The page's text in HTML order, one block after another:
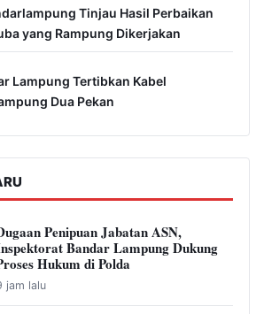
Tinjau Hasil Perbaikan
yang Rampung Dikerjakan
Lampung Tertibkan Kabel
Dua Pekan
Penipuan Jabatan ASN,
Bandar Lampung Dukung
Hukum di Polda
jam lalu